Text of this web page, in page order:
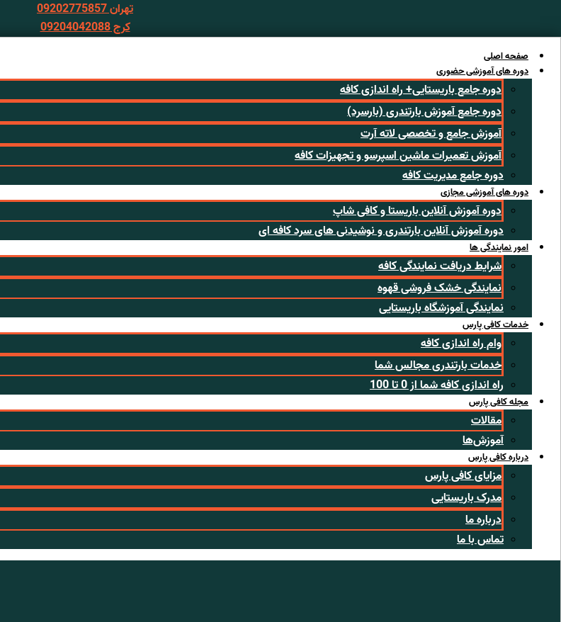
تهران 09202775857
کرج 09204042088
صفحه اصلی
دوره های آموزشی حضوری
دوره جامع باریستایی+ راه اندازی کافه
دوره جامع آموزش بارتندری (بارسرد)
آموزش جامع و تخصصی لاته آرت
آموزش تعمیرات ماشین اسپرسو و تجهیزات کافه
دوره جامع مدیریت کافه
دوره های آموزشی مجازی
دوره آموزش آنلاین باریستا و کافی شاپ
دوره آموزش آنلاین بارتندری و نوشیدنی های سرد کافه ای
امور نمایندگی ها
شرایط دریافت نمایندگی کافه
نمایندگی خشک فروشی قهوه
نمایندگی آموزشگاه باریستایی
خدمات کافی پارس
وام راه اندازی کافه
خدمات بارتندری مجالس شما
راه اندازی کافه شما از 0 تا 100
مجله کافی پارس
مقالات
آموزش‌ها
درباره کافی پارس
مزایای کافی پارس
مدرک باریستایی
درباره ما
تماس با ما